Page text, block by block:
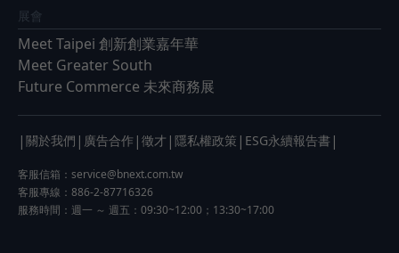
展會
Meet Taipei 創新創業嘉年華
Meet Greater South
Future Commerce 未來商務展
| 關於我們 | 廣告合作 | 徵才 | 隱私權政策 | ESG永續報告書 |
客服信箱： service@bnext.com.tw
客服專線：886-2-87716326
服務時間：週一 ～ 週五：09:30~12:00；13:30~17:00